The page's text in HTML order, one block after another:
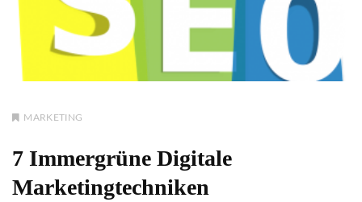
MARKETING
7 Immergrüne Digitale
Marketingtechniken